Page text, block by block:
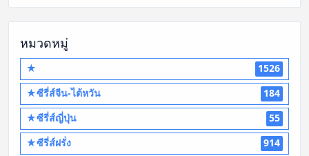
หมวดหมู่
★
1526
★ซีรี่ส์จีน-ไต้หวัน
184
★ซีรี่ส์ญี่ปุ่น
55
★ซีรี่ส์ฝรั่ง
914